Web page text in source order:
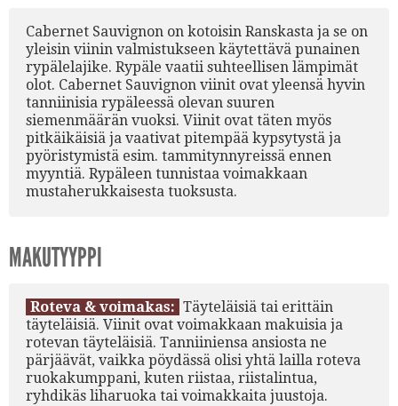
Cabernet Sauvignon on kotoisin Ranskasta ja se on
yleisin viinin valmistukseen käytettävä punainen
rypälelajike. Rypäle vaatii suhteellisen lämpimät
olot. Cabernet Sauvignon viinit ovat yleensä hyvin
tanniinisia rypäleessä olevan suuren
siemenmäärän vuoksi. Viinit ovat täten myös
pitkäikäisiä ja vaativat pitempää kypsytystä ja
pyöristymistä esim. tammitynnyreissä ennen
myyntiä. Rypäleen tunnistaa voimakkaan
mustaherukkaisesta tuoksusta.
MAKUTYYPPI
Roteva & voimakas: Täyteläisiä tai erittäin
täyteläisiä. Viinit ovat voimakkaan makuisia ja
rotevan täyteläisiä. Tanniiniensa ansiosta ne
pärjäävät, vaikka pöydässä olisi yhtä lailla roteva
ruokakumppani, kuten riistaa, riistalintua,
ryhdikäs liharuoka tai voimakkaita juustoja.